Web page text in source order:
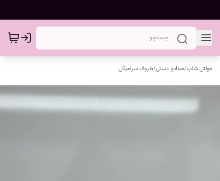
مولتی شاپ/صنایع دستی/ظروف سرامیکی